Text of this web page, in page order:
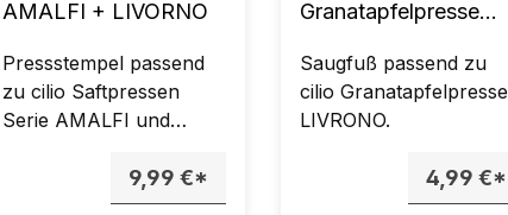
AMALFI + LIVORNO
Pressstempel passend
zu cilio Saftpressen
Serie AMALFI und
9,99 €*
Granatapfelpresse
Saugfuß passend zu
cilio Granatapfelpresse
LIVRONO.
4,99 €*